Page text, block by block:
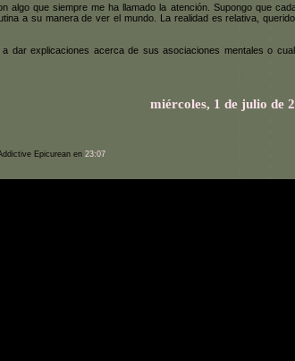
algo que siempre me ha llamado la atención. Supongo que
a su manera de ver el mundo. La realidad es relativa,
dar explicaciones acerca de sus asociaciones mentales o
miércoles, 1 de julio de
Epicurean en 23:07